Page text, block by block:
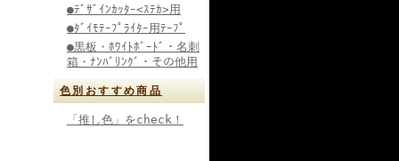
●ﾃﾞｻﾞｲﾝｶｯﾀｰ<ｽﾃｶ>用
●ﾀﾞｲﾓﾃｰﾌﾟﾗｲﾀｰ用ﾃｰﾌﾟ
●黒板・ﾎﾜｲﾄﾎﾞｰﾄﾞ・名刺
箱・ﾅﾝﾊﾞﾘﾝｸﾞ・その他用
色別おすすめ商品
「推し色」をcheck！